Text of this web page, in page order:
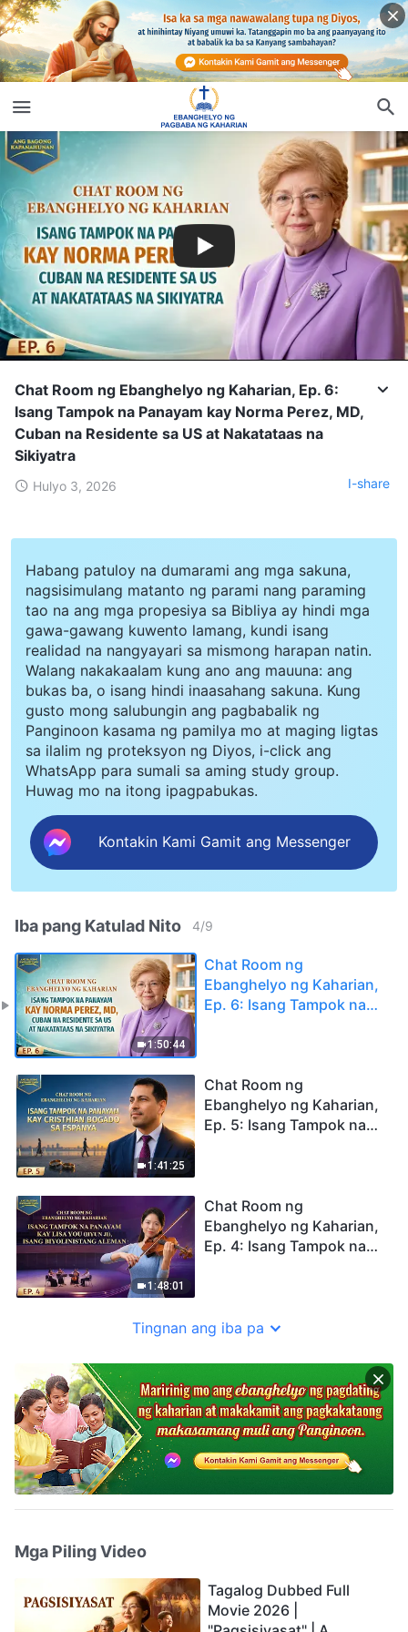
Chat Room ng Ebanghelyo ng Kaharian, Ep. 6:
Isang Tampok na Panayam kay Norma Perez, MD,
Cuban na Residente sa US at Nakatataas na
Sikiyatra
Hulyo 3, 2026 I-share
Habang patuloy na dumarami ang mga sakuna,
nagsisimulang matanto ng parami nang paraming
tao na ang mga propesiya sa Bibliya ay hindi mga
gawa-gawang kuwento lamang, kundi isang
realidad na nangyayari sa mismong harapan natin.
Walang nakakaalam kung ano ang mauuna: ang
bukas ba, o isang hindi inaasahang sakuna. Kung
gusto mong salubungin ang pagbabalik ng
Panginoon kasama ng pamilya mo at maging ligtas
sa ilalim ng proteksyon ng Diyos, i-click ang
WhatsApp para sumali sa aming study group.
Huwag mo na itong ipagpabukas.
Kontakin Kami Gamit ang Messenger
Iba pang Katulad Nito 4/9
1:50:44
Chat Room ng
Ebanghelyo ng Kaharian,
Ep. 6: Isang Tampok na
Nakatataas na Sikiyatra
1:41:25
Chat Room ng
Ebanghelyo ng Kaharian,
Ep. 5: Isang Tampok na
1:48:01
Chat Room ng
Ebanghelyo ng Kaharian,
Ep. 4: Isang Tampok na
Tingnan ang iba pa
Mga Piling Video
Tagalog Dubbed Full
Movie 2026 |